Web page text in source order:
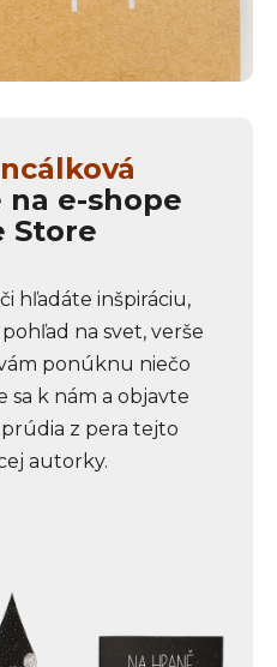
e-shope
Store
hľadáte inšpiráciu,
na svet, verše
ponúknu niečo
sa k nám a objavte
z pera tejto
autorky.